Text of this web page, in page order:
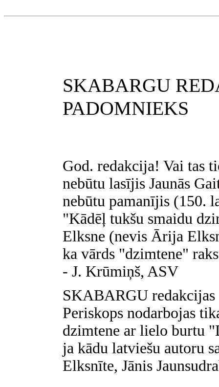
SKABARGU
PADOMNIEKS
God. redakcija! Vai tas
nebūtu lasījis Jaunās
nebūtu pamanījis (150.
"Kādēļ tukšu smaidu
Elksne (nevis Ārija
ka vārds "dzimtene"
- J. Krūmiņš, ASV
SKABARGU redakcijas
Periskops nodarbojas
dzimtene ar lielo burtu
ja kādu latviešu autoru
Elksnīte, Jānis